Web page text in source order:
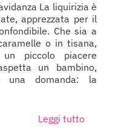
La liquirizia è
apprezzata per il
Che sia a
o in tisana,
piccolo piacere
un bambino,
una domanda: la
Leggi tutto